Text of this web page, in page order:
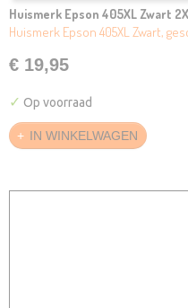
Huismerk Epson 405XL Zwart 2X
Huismerk Epson 405XL Zwart,
€ 19,95
✓ Op voorraad
IN WINKELWAGEN